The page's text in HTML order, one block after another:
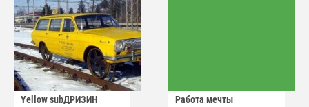
Yellow subДРИЗИН Работа мечты